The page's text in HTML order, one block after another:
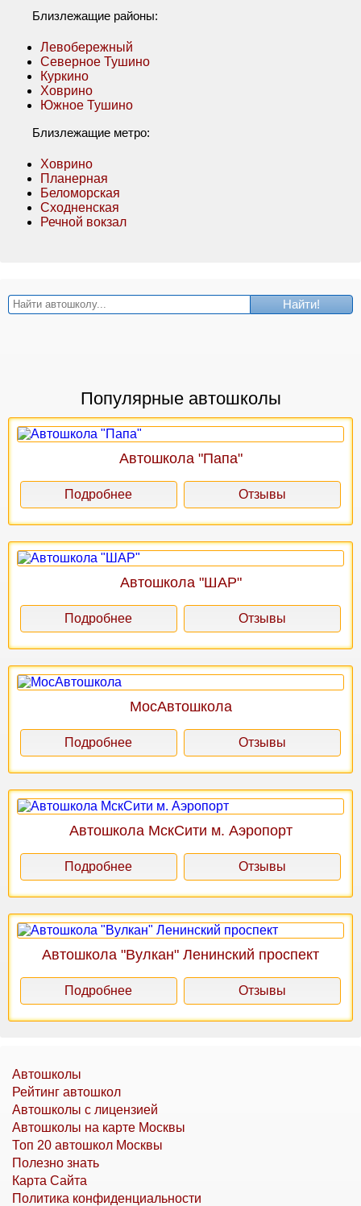
Близлежащие районы:
Левобережный
Северное Тушино
Куркино
Ховрино
Южное Тушино
Близлежащие метро:
Ховрино
Планерная
Беломорская
Сходненская
Речной вокзал
Найти!
Популярные автошколы
Автошкола "Папа"
Подробнее Отзывы
Автошкола "ШАР"
Подробнее Отзывы
МосАвтошкола
Подробнее Отзывы
Автошкола МскСити м. Аэропорт
Подробнее Отзывы
Автошкола "Вулкан" Ленинский проспект
Подробнее Отзывы
Автошколы
Рейтинг автошкол
Автошколы с лицензией
Автошколы на карте Москвы
Топ 20 автошкол Москвы
Полезно знать
Карта Сайта
Политика конфиденциальности